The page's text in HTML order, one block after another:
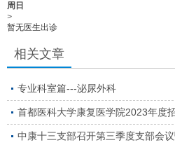
周日
>
暂无医生出诊
相关文章
专业科室篇---泌尿外科
首都医科大学康复医学院2023年度
中康十三支部召开第三季度支部会